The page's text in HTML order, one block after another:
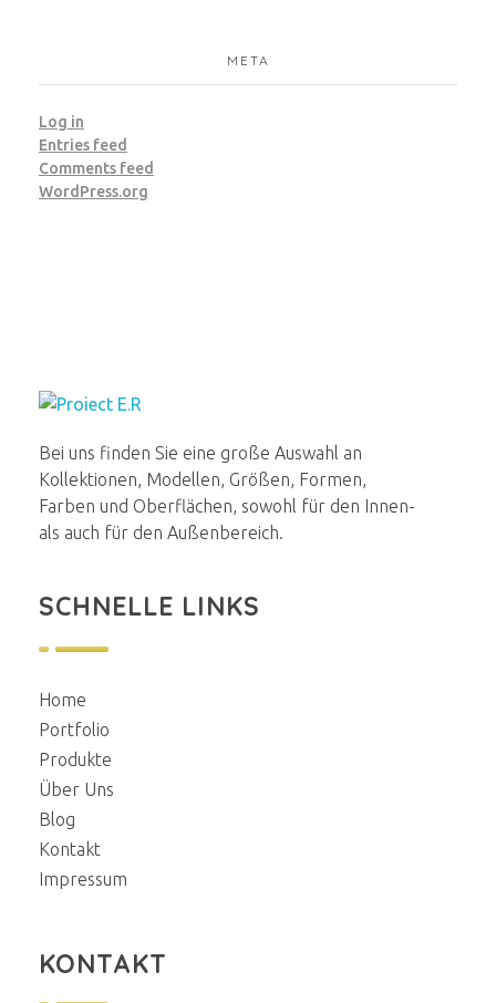
META
Log in
Entries feed
Comments feed
WordPress.org
Bei uns finden Sie eine große Auswahl an
Kollektionen, Modellen, Größen, Formen,
Farben und Oberflächen, sowohl für den Innen-
als auch für den Außenbereich.
SCHNELLE LINKS
Home
Portfolio
Produkte
Über Uns
Blog
Kontakt
Impressum
KONTAKT